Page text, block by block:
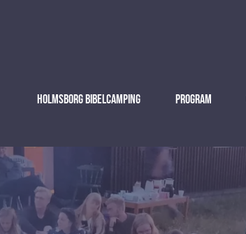
Holmsborg Bibelcamping Program